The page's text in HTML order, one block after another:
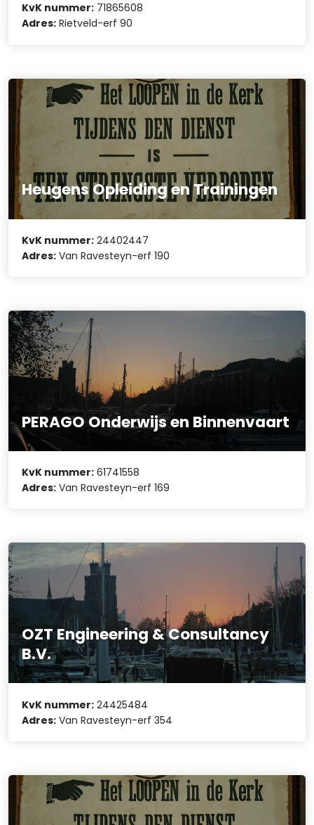
KvK nummer: 71865608
Adres: Rietveld-erf 90
Heugens Opleiding en Trainingen
KvK nummer: 24402447
Adres: Van Ravesteyn-erf 190
PERAGO Onderwijs en Binnenvaart
KvK nummer: 61741558
Adres: Van Ravesteyn-erf 169
OZT Engineering & Consultancy
B.V.
KvK nummer: 24425484
Adres: Van Ravesteyn-erf 354